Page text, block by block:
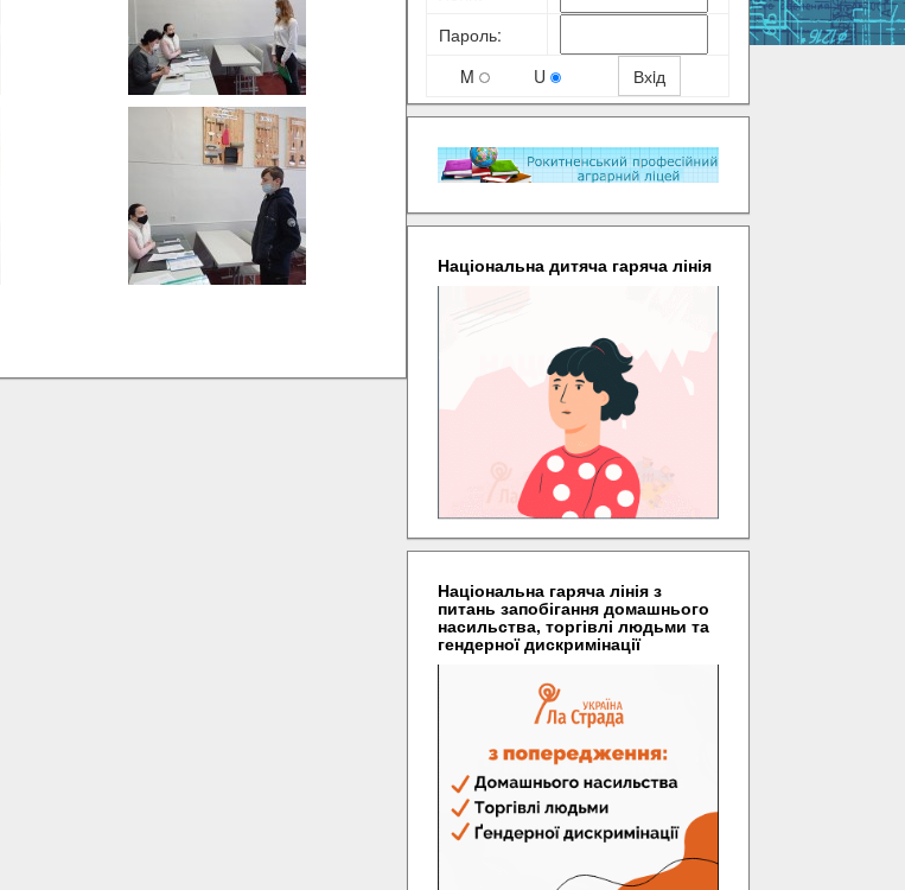
Пароль:
M
U
Національна дитяча гаряча лінія
Національна гаряча лінія з
питань запобігання домашнього
насильства, торгівлі людьми та
гендерної дискримінації